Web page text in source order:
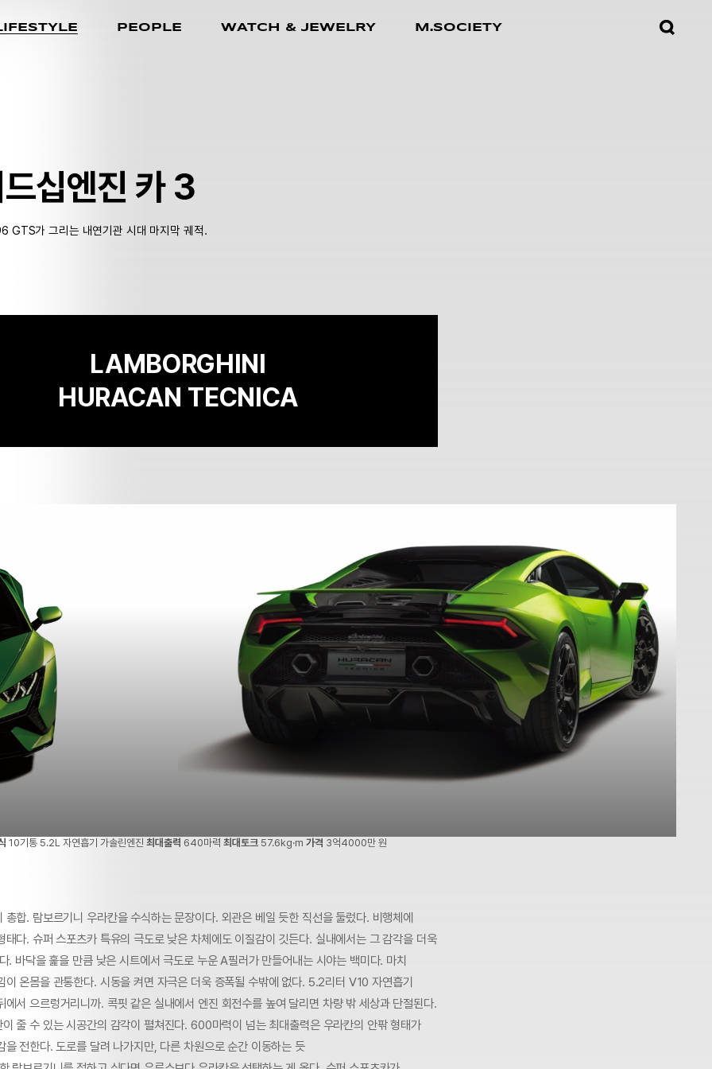
PEOPLE WATCH & JEWELRY M.SOCIETY
십엔진 카 3
GTS가 그리는 내연기관 시대 마지막 궤적.
LAMBORGHINI
HURACAN TECNICA
10기통 5.2L 자연흡기 가솔린엔진 최대출력 640마력 최대토크 57.6kg·m 가격 3억4000만 원
총합. 람보르기니 우라칸을 수식하는 문장이다. 외관은 베일 듯한 직선을 둘렀다. 비행체에
태다. 슈퍼 스포츠카 특유의 극도로 낮은 차체에도 이질감이 깃든다. 실내에서는 그 감각을 더욱
. 바닥을 훑을 만큼 낮은 시트에서 극도로 누운 A필러가 만들어내는 시야는 백미다. 마치
이 온몸을 관통한다. 시동을 켜면 자극은 더욱 증폭될 수밖에 없다. 5.2리터 V10 자연흡기
에서 으르렁거리니까. 콕핏 같은 실내에서 엔진 회전수를 높여 달리면 차량 밖 세상과 단절된다.
줄 수 있는 시공간의 감각이 펼쳐진다. 600마력이 넘는 최대출력은 우라칸의 안팎 형태가
을 전한다. 도로를 달려 나가지만, 다른 차원으로 순간 이동하는 듯